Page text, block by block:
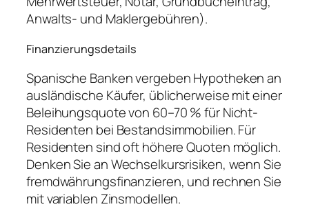
Anwalts- und Maklergebühren).
Finanzierungsdetails
Spanische Banken vergeben Hypotheken an
ausländische Käufer, üblicherweise mit einer
Beleihungsquote von 60–70 % für Nicht-
Residenten bei Bestandsimmobilien. Für
Residenten sind oft höhere Quoten möglich.
Denken Sie an Wechselkursrisiken, wenn Sie
fremdwährungsfinanzieren, und rechnen Sie
mit variablen Zinsmodellen.